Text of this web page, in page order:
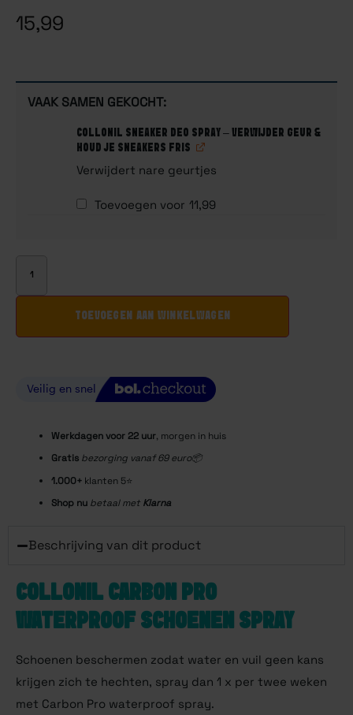
klantbeoordelingen
15,99
VAAK SAMEN GEKOCHT:
COLLONIL SNEAKER DEO SPRAY – VERWIJDER GEUR &
HOUD JE SNEAKERS FRIS
Verwijdert nare geurtjes
Toevoegen voor11,99
TOEVOEGEN AAN WINKELWAGEN
Werkdagen voor 22 uur, morgen in huis
Gratis bezorging vanaf 69 euro📦
1.000+ klanten 5⭐️
Shop nu betaal met Klarna
Beschrijving van dit product
COLLONIL CARBON PRO
WATERPROOF SCHOENEN SPRAY
Schoenen beschermen zodat water en vuil geen kans
krijgen zich te hechten, spray dan 1 x per twee weken
met Carbon Pro waterproof spray.